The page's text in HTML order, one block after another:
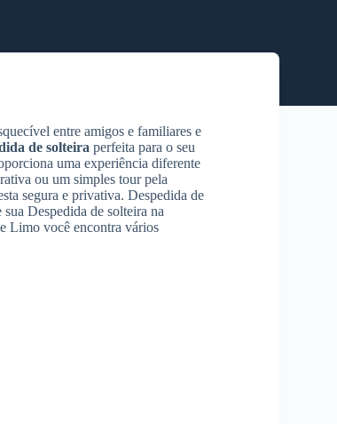
entre amigos e familiares e
de solteira perfeita para o seu
uma experiência diferente
ou um simples tour pela
segura e privativa. Despedida de
Despedida de solteira na
Limo você encontra vários